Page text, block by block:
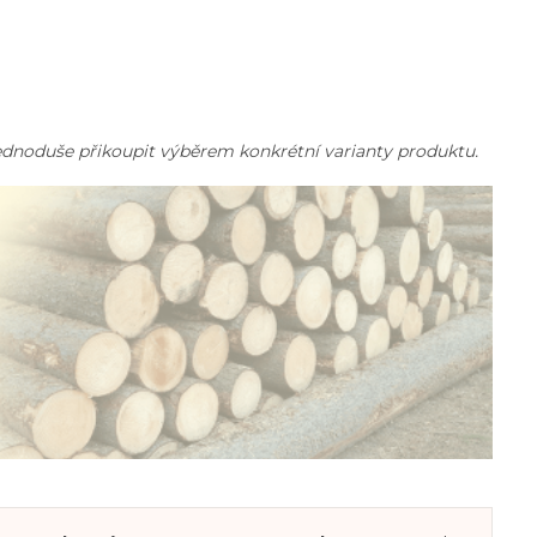
přikoupit výběrem konkrétní varianty produktu.